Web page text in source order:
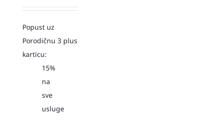
Popust uz
Porodičnu 3 plus
karticu:
15%
na
sve
usluge